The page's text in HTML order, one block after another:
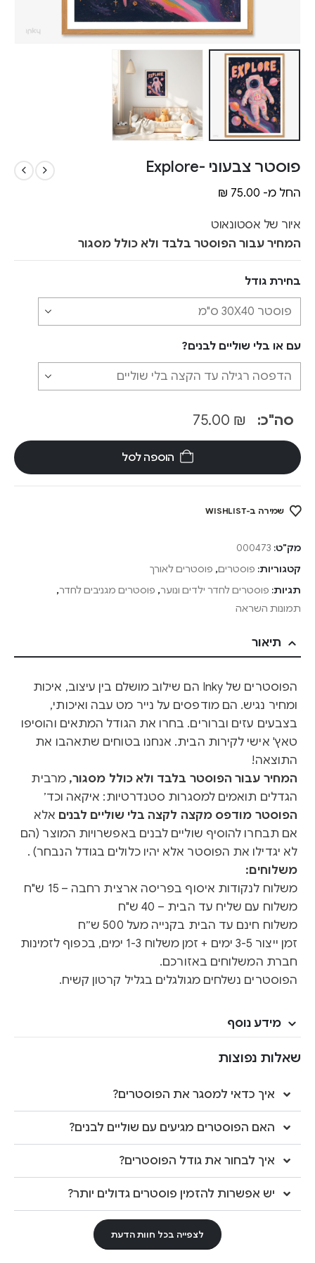
פוסטר צבעוני -Explore
החל מ- ₪ 75.00
איור של אסטונאוט
המחיר עבור הפוסטר בלבד ולא כולל מסגור
בחירת גודל
עם או בלי שוליים לבנים?
סה"כ: ₪
הוספה לסל
שמירה ב-WISHLIST
מק"ט: 000473
קטגוריות: פוסטרים, פוסטרים לאורך
תגיות: פוסטרים לחדר ילדים ונוער, פוסטרים מגניבים לחדר,
תמונות השראה
תיאור
הפוסטרים של Inky הם שילוב מושלם בין עיצוב, איכות
ומחיר נגיש. הם מודפסים על נייר מט עבה ואיכותי,
בצבעים עזים וברורים. בחרו את הגודל המתאים והוסיפו
טאץ' אישי לקירות הבית. אנחנו בטוחים שתאהבו את
התוצאה!
המחיר עבור הפוסטר בלבד ולא כולל מסגור, מרבית
הגדלים תואמים למסגרות סטנדרטיות: איקאה וכד׳
הפוסטר מודפס מקצה לקצה בלי שוליים לבנים אלא
אם תבחרו להוסיף שוליים לבנים באפשרויות המוצר (הם
לא יגדילו את הפוסטר אלא יהיו כלולים בגודל הנבחר) .
משלוחים:
משלוח לנקודות איסוף בפריסה ארצית רחבה – 15 ש"ח
משלוח עם שליח עד הבית – 40 ש"ח
משלוח חינם עד הבית בקנייה מעל 500 ש״ח
זמן ייצור 3-5 ימים + זמן משלוח 1-3 ימים, בכפוף לזמינות
חברת המשלוחים באזורכם.
הפוסטרים נשלחים מגולגלים בגליל קרטון קשיח.
מידע נוסף
שאלות נפוצות
איך כדאי למסגר את הפוסטרים?
האם הפוסטרים מגיעים עם שוליים לבנים?
איך לבחור את גודל הפוסטרים?
יש אפשרות להזמין פוסטרים גדולים יותר?
לצפייה בכל חוות הדעת